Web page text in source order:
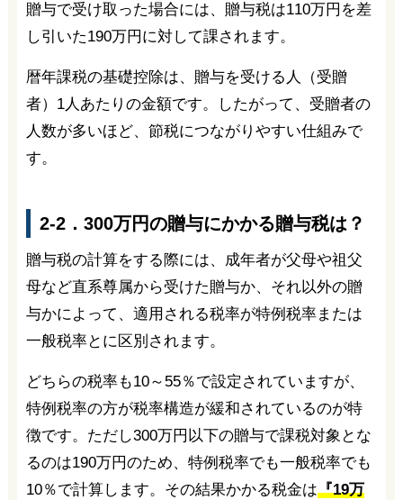
贈与で受け取った場合には、贈与税は110万円を差
し引いた190万円に対して課されます。
暦年課税の基礎控除は、贈与を受ける人（受贈
者）1人あたりの金額です。したがって、受贈者の
人数が多いほど、節税につながりやすい仕組みで
す。
2-2．300万円の贈与にかかる贈与税は？
贈与税の計算をする際には、成年者が父母や祖父
母など直系尊属から受けた贈与か、それ以外の贈
与かによって、適用される税率が特例税率または
一般税率とに区別されます。
どちらの税率も10～55％で設定されていますが、
特例税率の方が税率構造が緩和されているのが特
徴です。ただし300万円以下の贈与で課税対象とな
るのは190万円のため、特例税率でも一般税率でも
10％で計算します。その結果かかる税金は『19万